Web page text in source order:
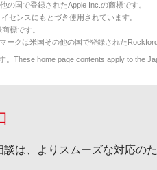
の国で登録されたApple Inc.の商標です。
センスにもとづき使用されています。
標です。
クは米国その他の国で登録された
。These home page contents apply to the
は、よりスムーズな対応の